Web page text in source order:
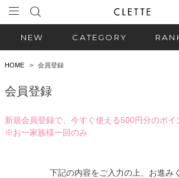
NEW CATEGORY
HOME 会員登録
会員登録
新規会員登録で、今すぐ使える500円分のポイ
※お一家族様一回のみ
下記の内容をご入力の上、お進み